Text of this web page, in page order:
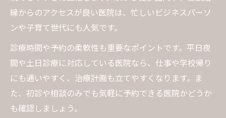
線からのアクセスが良い医院は、忙しいビジネスパーソ
ンや子育て世代にも人気です。
診療時間や予約の柔軟性も重要なポイントです。平日夜
間や土日診療に対応している医院なら、仕事や学校帰り
にも通いやすく、治療計画も立てやすくなります。ま
た、初診や相談のみでも気軽に予約できる医院かどうか
も確認しましょう。